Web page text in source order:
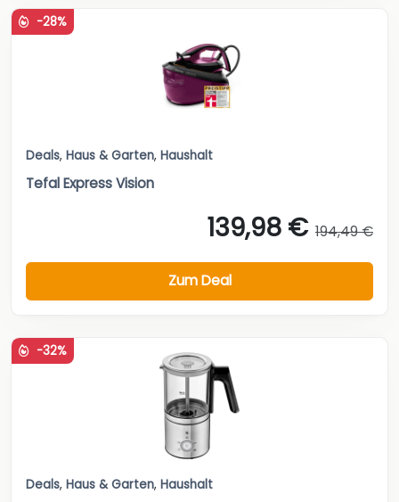
-28%
Deals, Haus & Garten, Haushalt
Tefal Express Vision
139,98 € 194,49 €
Zum Deal
-32%
Deals, Haus & Garten, Haushalt